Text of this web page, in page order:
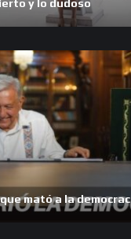
y lo dudoso
mató a la